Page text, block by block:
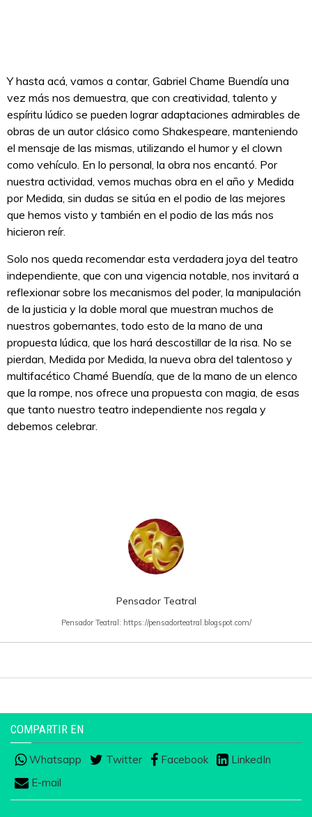
Y hasta acá, vamos a contar, Gabriel Chame Buendía una
vez más nos demuestra, que con creatividad, talento y
espíritu lúdico se pueden lograr adaptaciones admirables de
obras de un autor clásico como Shakespeare, manteniendo
el mensaje de las mismas, utilizando el humor y el clown
como vehículo. En lo personal, la obra nos encantó. Por
nuestra actividad, vemos muchas obra en el año y Medida
por Medida, sin dudas se sitúa en el podio de las mejores
que hemos visto y también en el podio de las más nos
hicieron reír.
Solo nos queda recomendar esta verdadera joya del teatro
independiente, que con una vigencia notable, nos invitará a
reflexionar sobre los mecanismos del poder, la manipulación
de la justicia y la doble moral que muestran muchos de
nuestros gobernantes, todo esto de la mano de una
propuesta lúdica, que los hará descostillar de la risa. No se
pierdan, Medida por Medida, la nueva obra del talentoso y
multifacético Chamé Buendía, que de la mano de un elenco
que la rompe, nos ofrece una propuesta con magia, de esas
que tanto nuestro teatro independiente nos regala y
debemos celebrar.
Pensador Teatral
Pensador Teatral: https://pensadorteatral.blogspot.com/
COMPARTIR EN
Whatsapp Twitter Facebook
LinkedIn
E-mail